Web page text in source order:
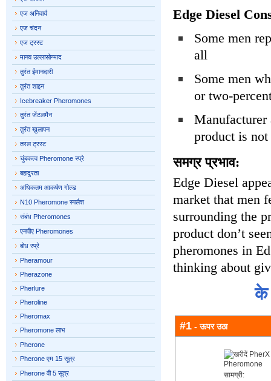
Edge Diesel
Some men
all
Some men
or two-
Manufacturer
product is not
समग्र प्रभाव:
Edge Diesel
market that men
surrounding the
product don’t
pheromones in
thinking about
के
#1 - ऊपर उठा
सामग्री:
एज अनिवार्य
एज चंदन
एज ट्रस्ट
मानव उल्लासोन्माद
तुरंत ईमानदारी
तुरंत शाइन
Icebreaker Pheromones
तुरंत जेंटलमैन
तुरंत खुलापन
तरल ट्रस्ट
चुंबकत्व Pheromone स्प्रे
बहादुरता
अधिकतम आकर्षण गोल्ड
N10 Pheromone स्पलैश
संबंध Pheromones
एनपीए Pheromones
बोध स्प्रे
Pheramour
Pherazone
Pherlure
Pheroline
Pheromax
Pheromone लाभ
Pherone
Pherone एम 15 सूत्र
Pherone वी 5 सूत्र